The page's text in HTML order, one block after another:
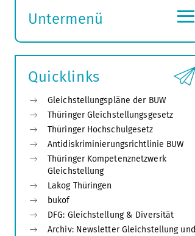
Untermenü
öffnen
≡
Quicklinks
Gleichstellungspläne der BUW
Thüringer Gleichstellungsgesetz
Thüringer Hochschulgesetz
Antidiskriminierungsrichtlinie BUW
Thüringer Kompetenznetzwerk
Gleichstellung
Lakog Thüringen
bukof
DFG: Gleichstellung & Diversität
Archiv: Newsletter Gleichstellung und